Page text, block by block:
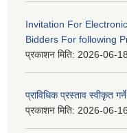
Invitation For
Bidders For following
प्रकाशन मिति: 2026-06-18
प्राविधिक प्रस्ताव स्वीकृत
प्रकाशन मिति: 2026-06-16